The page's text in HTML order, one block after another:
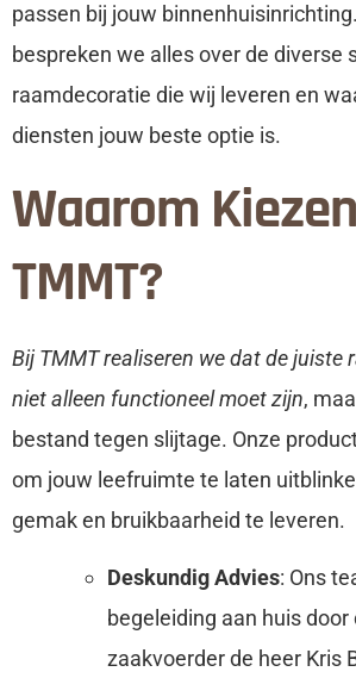
passen bij jouw
bespreken we alles over de diverse
raamdecoratie die wij leveren en
diensten jouw beste optie is.
Waarom
TMMT?
Bij TMMT realiseren we dat de juiste
niet alleen functioneel moet zijn,
bestand tegen slijtage. Onze
om jouw leefruimte te laten
gemak en bruikbaarheid te leveren.
Deskundig Advies: Ons
begeleiding aan huis door
zaakvoerder de heer Kris